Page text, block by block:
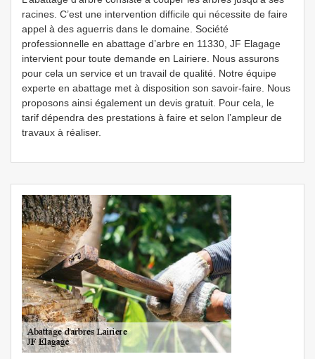
racines. C’est une intervention difficile qui nécessite de faire
appel à des aguerris dans le domaine. Société
professionnelle en abattage d’arbre en 11330, JF Elagage
intervient pour toute demande en Lairiere. Nous assurons
pour cela un service et un travail de qualité. Notre équipe
experte en abattage met à disposition son savoir-faire. Nous
proposons ainsi également un devis gratuit. Pour cela, le
tarif dépendra des prestations à faire et selon l’ampleur de
travaux à réaliser.